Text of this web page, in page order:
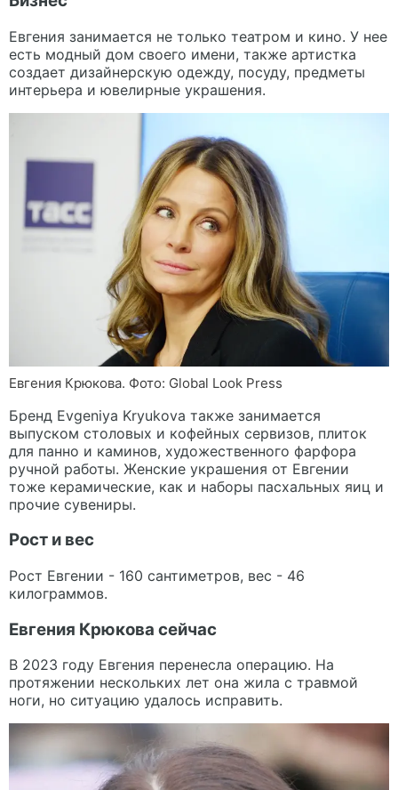
Евгения занимается не только театром и кино. У нее
есть модный дом своего имени, также артистка
создает дизайнерскую одежду, посуду, предметы
интерьера и ювелирные украшения.
Евгения Крюкова. Фото: Global Look Press
Бренд Evgeniya Kryukova также занимается
выпуском столовых и кофейных сервизов, плиток
для панно и каминов, художественного фарфора
ручной работы. Женские украшения от Евгении
тоже керамические, как и наборы пасхальных яиц и
прочие сувениры.
Рост и вес
Рост Евгении - 160 сантиметров, вес - 46
килограммов.
Евгения Крюкова сейчас
В 2023 году Евгения перенесла операцию. На
протяжении нескольких лет она жила с травмой
ноги, но ситуацию удалось исправить.